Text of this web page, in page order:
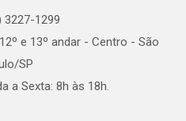
3227-1299
e 13º andar - Centro - São
SP
a Sexta: 8h às 18h.